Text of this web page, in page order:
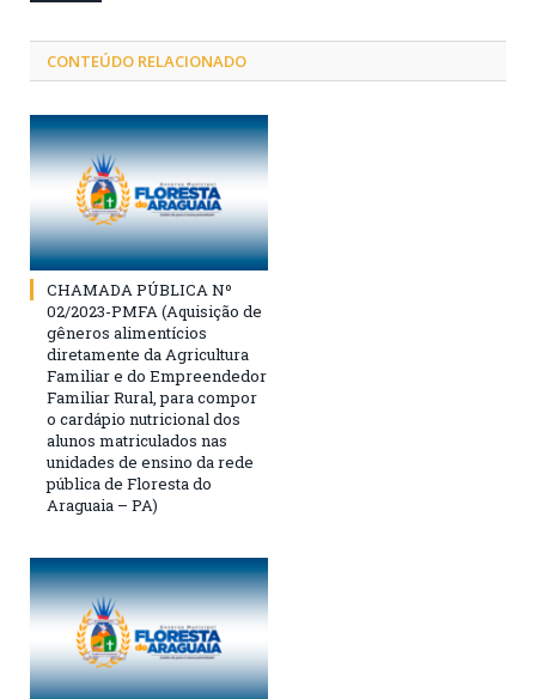
CONTEÚDO RELACIONADO
CHAMADA PÚBLICA Nº
02/2023-PMFA (Aquisição de
gêneros alimentícios
diretamente da Agricultura
Familiar e do Empreendedor
Familiar Rural, para compor
o cardápio nutricional dos
alunos matriculados nas
unidades de ensino da rede
pública de Floresta do
Araguaia – PA)